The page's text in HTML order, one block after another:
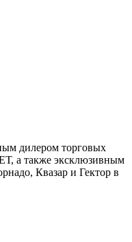
дилером торговых
а также эксклюзивным
Квазар и Гектор в